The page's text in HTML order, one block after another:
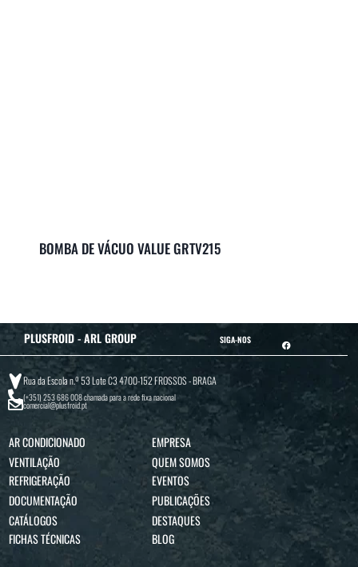
BOMBA DE VÁCUO VALUE GRTV215
PLUSFROID - ARL GROUP SIGA-NOS
Rua da Escola n.º 53 Lote C3 4700-152 FROSSOS - BRAGA
(+351) 253 686 008chamada para a rede fixa nacional
comercial@plusfroid.pt
AR CONDICIONADO
VENTILAÇÃO
REFRIGERAÇÃO
EMPRESA
QUEM SOMOS
EVENTOS
DOCUMENTAÇÃO
CATÁLOGOS
FICHAS TÉCNICAS
PUBLICAÇÕES
DESTAQUES
BLOG